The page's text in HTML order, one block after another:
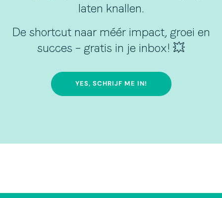
laten knallen.
De shortcut naar méér impact, groei en
succes – gratis in je inbox! 💥
YES, SCHRIJF ME IN!